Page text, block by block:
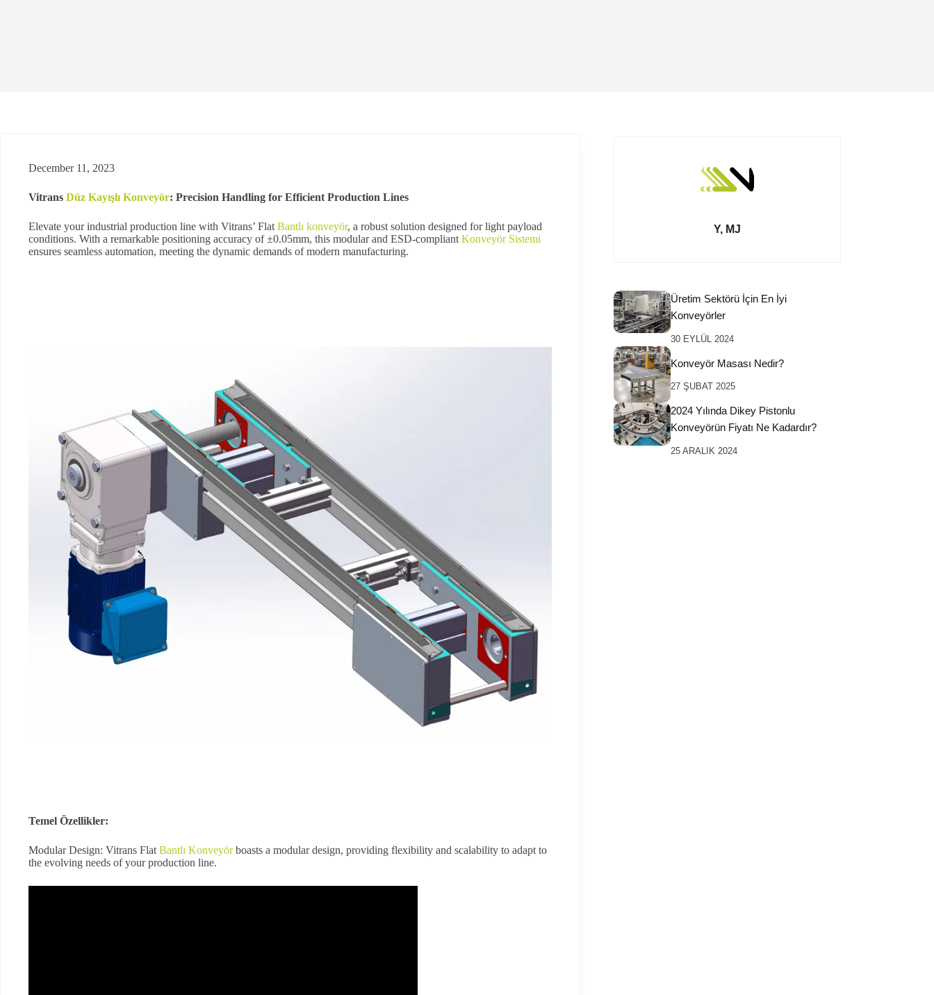
December 11, 2023
Vitrans Düz Kayışlı Konveyör: Precision Handling for Efficient Production Lines
Elevate your industrial production line with Vitrans’ Flat Bantlı konveyör, a robust solution designed for light payload
conditions. With a remarkable positioning accuracy of ±0.05mm, this modular and ESD-compliant Konveyör Sistemi
ensures seamless automation, meeting the dynamic demands of modern manufacturing.
Temel Özellikler:
Modular Design: Vitrans Flat Bantlı Konveyörboasts a modular design, providing flexibility and scalability to adapt to
the evolving needs of your production line.
Y, MJ
Üretim Sektörü İçin En İyi
Konveyörler
30 EYLÜL 2024
Konveyör Masası Nedir?
27 ŞUBAT 2025
2024 Yılında Dikey Pistonlu
Konveyörün Fiyatı Ne Kadardır?
25 ARALIK 2024